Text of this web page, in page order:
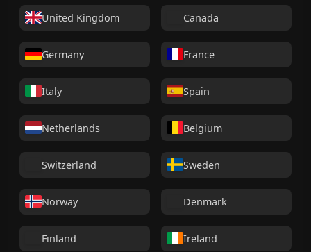
United Kingdom Canada
Germany France
Italy Spain
Netherlands Belgium
Switzerland Sweden
Norway Denmark
Finland Ireland